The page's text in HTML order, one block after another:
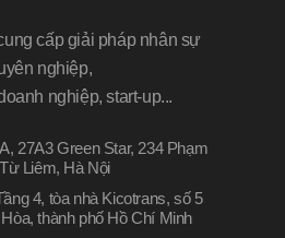
cấp giải pháp nhân sự
nghiệp,
nghiệp, start-up...
27A3 Green Star, 234 Phạm
Liêm, Hà Nội
4, tòa nhà Kicotrans, số 5
thành phố Hồ Chí Minh